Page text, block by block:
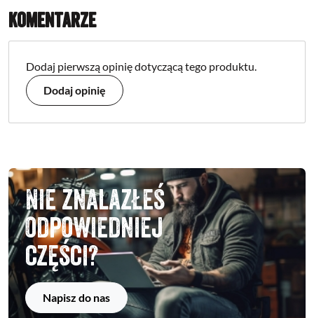
Komentarze
Dodaj pierwszą opinię dotyczącą tego produktu.
Dodaj opinię
Nie znalazłeś
odpowiedniej
części?
Napisz do nas